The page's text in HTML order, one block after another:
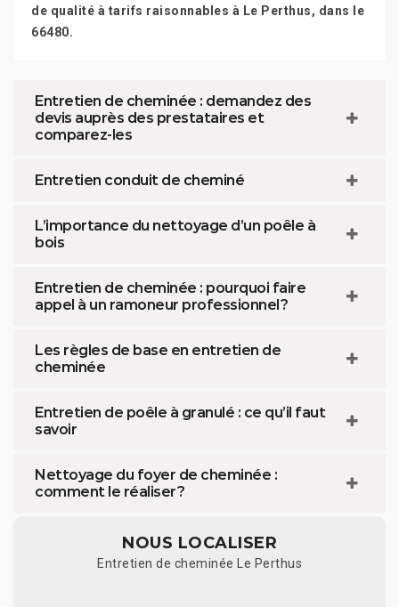
de qualité à tarifs raisonnables à Le Perthus, dans le
66480.
Entretien de cheminée : demandez des
devis auprès des prestataires et
comparez-les
Entretien conduit de cheminé
L’importance du nettoyage d’un poêle à
bois
Entretien de cheminée : pourquoi faire
appel à un ramoneur professionnel ?
Les règles de base en entretien de
cheminée
Entretien de poêle à granulé : ce qu’il faut
savoir
Nettoyage du foyer de cheminée :
comment le réaliser ?
NOUS LOCALISER
Entretien de cheminée Le Perthus